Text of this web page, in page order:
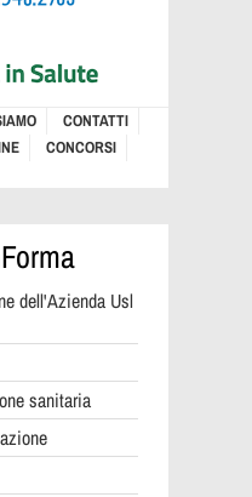
CONTATTI
CONCORSI
dell'Azienda Usl
sanitaria